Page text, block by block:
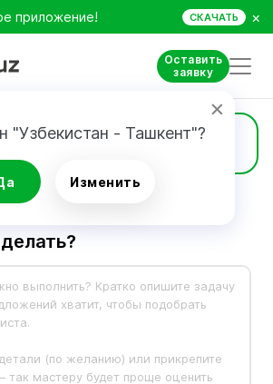
приложение! СКАЧАТЬ ×
Оставить
заявку
"Узбекистан - Ташкент"?
Изменить